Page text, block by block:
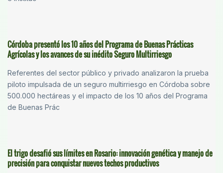
Córdoba presentó los 10 años del Programa de Buenas Prácticas
Agrícolas y los avances de su inédito Seguro Multirriesgo
Referentes del sector público y privado analizaron la prueba
piloto impulsada de un seguro multirriesgo en Córdoba sobre
500.000 hectáreas y el impacto de los 10 años del Programa
de Buenas Prác
El trigo desafió sus límites en Rosario: innovación genética y manejo de
precisión para conquistar nuevos techos productivos